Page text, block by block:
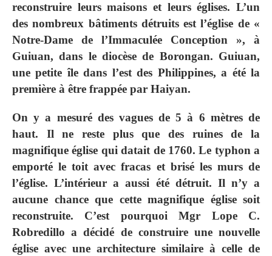
reconstruire leurs maisons et leurs églises. L’un
des nombreux bâtiments détruits est l’église de «
Notre-Dame de l’Immaculée Conception », à
Guiuan, dans le diocèse de Borongan. Guiuan,
une petite île dans l’est des Philippines, a été la
première à être frappée par Haiyan.
On y a mesuré des vagues de 5 à 6 mètres de
haut. Il ne reste plus que des ruines de la
magnifique église qui datait de 1760. Le typhon a
emporté le toit avec fracas et brisé les murs de
l’église. L’intérieur a aussi été détruit. Il n’y a
aucune chance que cette magnifique église soit
reconstruite. C’est pourquoi Mgr Lope C.
Robredillo a décidé de construire une nouvelle
église avec une architecture similaire à celle de